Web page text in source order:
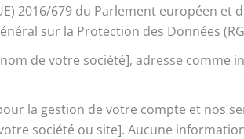
2016/679 du Parlement européen et
sur la Protection des Données
de votre société], adresse comme
la gestion de votre compte et nos
société ou site]. Aucune